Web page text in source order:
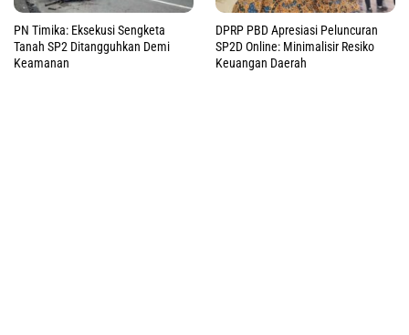
PN Timika: Eksekusi Sengketa
Tanah SP2 Ditangguhkan Demi
Keamanan
DPRP PBD Apresiasi Peluncuran
SP2D Online: Minimalisir Resiko
Keuangan Daerah